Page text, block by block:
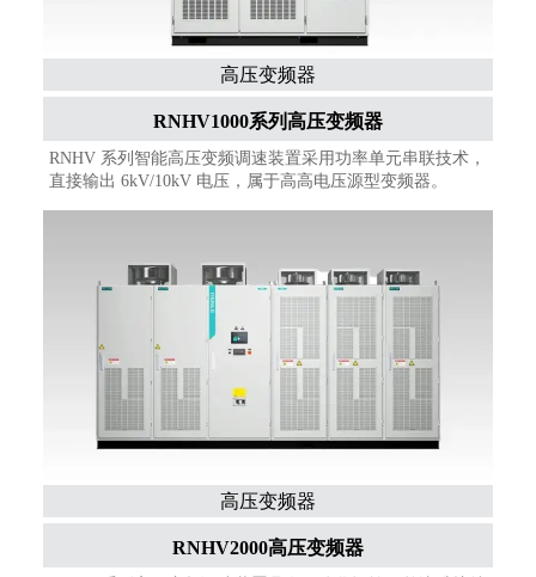
高压变频器
RNHV1000系列高压变频器
RNHV 系列智能高压变频调速装置采用功率单元串联技术，
直接输出 6kV/10kV 电压，属于高高电压源型变频器。
高压变频器
RNHV2000高压变频器